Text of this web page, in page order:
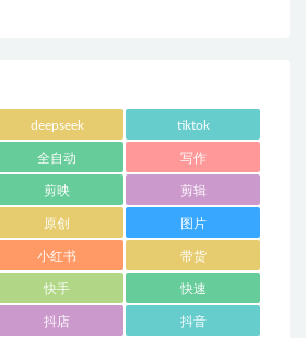
deepseek tiktok
全自动 写作
剪映 剪辑
原创 图片
小红书 带货
快手 快速
抖店 抖音